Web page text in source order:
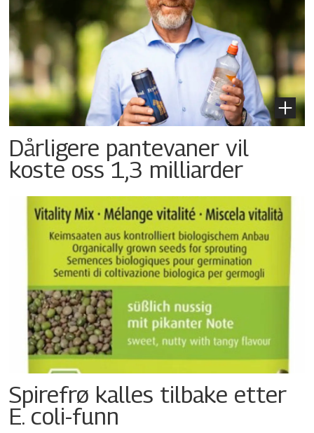
Dårligere pantevaner vil
koste oss 1,3 milliarder
Spirefrø kalles tilbake etter
E. coli-funn